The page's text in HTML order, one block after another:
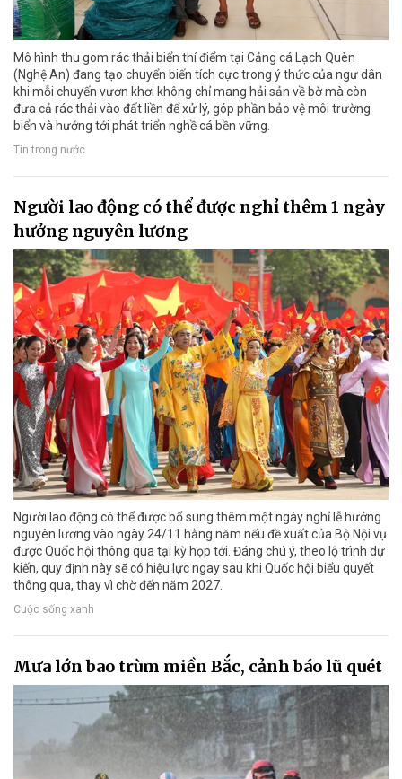
Mô hình thu gom rác thải biển thí điểm tại Cảng cá Lạch Quèn
(Nghệ An) đang tạo chuyển biến tích cực trong ý thức của ngư dân
khi mỗi chuyến vươn khơi không chỉ mang hải sản về bờ mà còn
đưa cả rác thải vào đất liền để xử lý, góp phần bảo vệ môi trường
biển và hướng tới phát triển nghề cá bền vững.
Tin trong nước
Người lao động có thể được nghỉ thêm 1 ngày
hưởng nguyên lương
Người lao động có thể được bổ sung thêm một ngày nghỉ lễ hưởng
nguyên lương vào ngày 24/11 hằng năm nếu đề xuất của Bộ Nội vụ
được Quốc hội thông qua tại kỳ họp tới. Đáng chú ý, theo lộ trình dự
kiến, quy định này sẽ có hiệu lực ngay sau khi Quốc hội biểu quyết
thông qua, thay vì chờ đến năm 2027.
Cuộc sống xanh
Mưa lớn bao trùm miền Bắc, cảnh báo lũ quét